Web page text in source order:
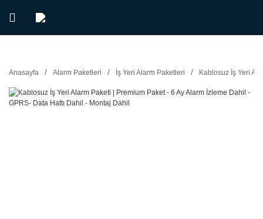
Anasayfa Alarm Paketleri İş Yeri Alarm Paketleri Kablosuz İş Yeri